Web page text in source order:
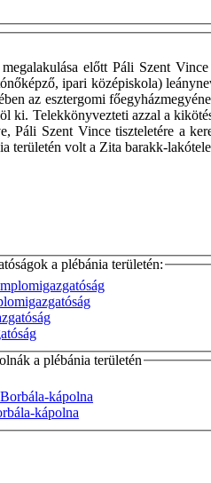
előtt Páli Szent
ipari középiskola)
az esztergomi
ki. Telekkönyvezteti azzal a
Páli Szent Vince tiszteletére a
területén volt a Zita barakk-
a plébánia területén:
a plébánia területén
kápolna